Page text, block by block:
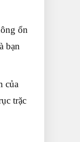
ổn
bạn
của
trặc